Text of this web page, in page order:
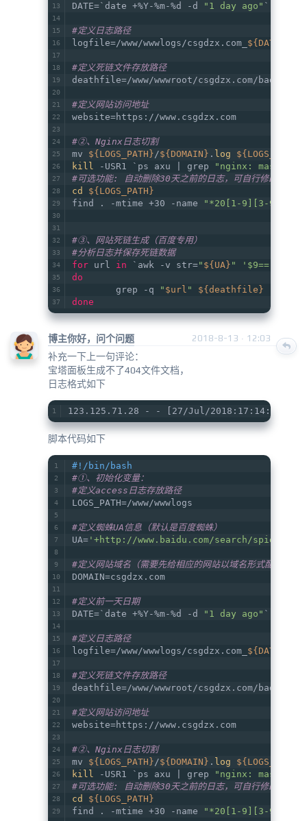
DATE=`date +%Y-%m-%d -d
"1 day ago" `
#定义日志路径
logfile=/www/wwwlogs/csgdzx.com_ ${DATE}
#定义死链文件存放路径
deathfile=/www/wwwroot/csgdzx.com/
#定义网站访问地址
website=https://www.csgdzx.com
#②、Nginx日志切割
mv ${LOGS_PATH}/${DOMAIN} . log ${LOGS_PATH}
kill -USR1 `ps axu | grep
"nginx: master
#可选功能: 自动删除30天之前的日志，可自行修改保存时
cd
${LOGS_PATH}
find . -mtime +30 -name
"*20[1-9][3-9]*"
#③、网站死链生成（百度专用）
#分析日志并保存死链数据
for url in `awk -v str=" ${UA} "
'$9=="404"
do
        grep -q
" $url " ${deathfile}
done
博主你好，问个问题 2018-8-13 · 12:03
补充一下上一句评论：
宝塔面板生成不了404文件文档，
日志格式如下
123.125.71.28 - - [27/Jul/2018:17:14:59
脚本代码如下
#!/bin/bash
#①、初始化变量：
#定义access日志存放路径
LOGS_PATH=/www/wwwlogs
#定义蜘蛛UA信息（默认是百度蜘蛛）
UA= '+http://www.baidu.com/search/
#定义网站域名（需要先给相应的网站以域名形式配置
DOMAIN=csgdzx.com
#定义前一天日期
DATE=`date +%Y-%m-%d -d
"1 day ago" `
#定义日志路径
logfile=/www/wwwlogs/csgdzx.com_ ${DATE}
#定义死链文件存放路径
deathfile=/www/wwwroot/csgdzx.com/
#定义网站访问地址
website=https://www.csgdzx.com
#②、Nginx日志切割
mv ${LOGS_PATH}/${DOMAIN} . log ${LOGS_PATH}
kill -USR1 `ps axu | grep
"nginx: master
#可选功能: 自动删除30天之前的日志，可自行修改保存时
cd
${LOGS_PATH}
find . -mtime +30 -name
"*20[1-9][3-9]*"